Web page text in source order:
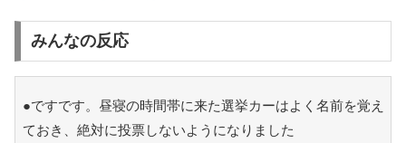
みんなの反応
●ですです。昼寝の時間帯に来た選挙カーはよく名前を覚え
ておき、絶対に投票しないようになりました